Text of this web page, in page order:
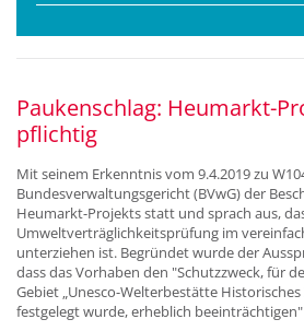
Paukenschlag: Heumarkt-
pflichtig
Mit seinem Erkenntnis vom 9.4.2019 zu
Bundesverwaltungsgericht (BVwG) der
Heumarkt-Projekts statt und sprach aus,
Umweltverträglichkeitsprüfung im
unterziehen ist. Begründet wurde der
dass das Vorhaben den "Schutzzweck, für
Gebiet „Unesco-Welterbestätte
festgelegt wurde, erheblich